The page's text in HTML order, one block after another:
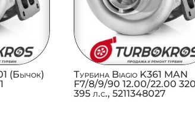
(Бычок)
Турбина Biagio K361 MAN
F7/8/9/90 12.00/22.00
395 л.с., 5211348027